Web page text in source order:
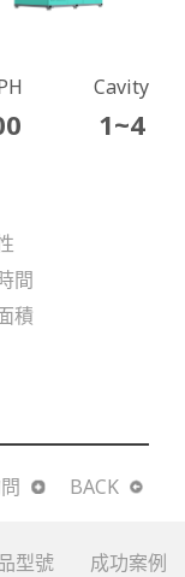
Cavity
1~4
間
積
BACK
型號 成功案例